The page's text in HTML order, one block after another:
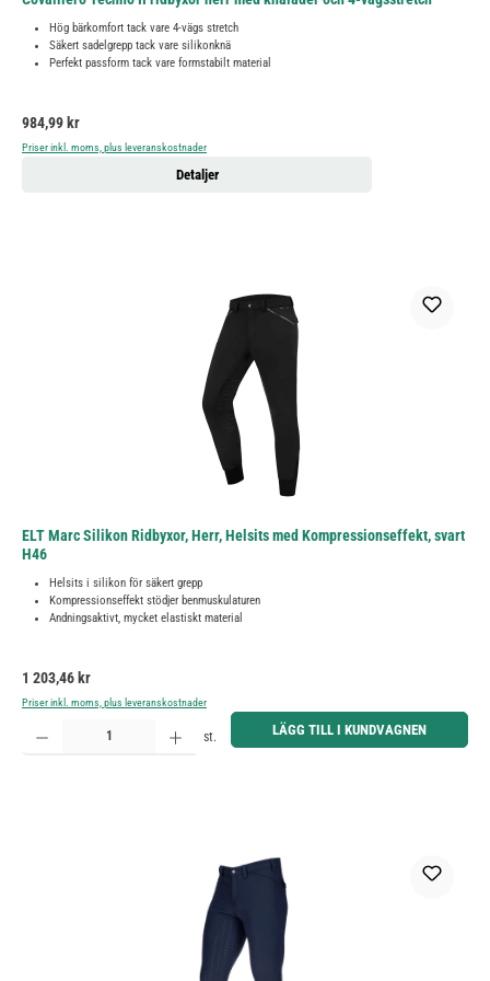
Hög bärkomfort tack vare 4-vägs stretch
Säkert sadelgrepp tack vare silikonknä
Perfekt passform tack vare formstabilt material
Ordinarie pris:
984,99 kr
Priser inkl. moms, plus leveranskostnader
Detaljer
ELT Marc Silikon Ridbyxor, Herr, Helsits med Kompressionseffekt, svart
H46
Helsits i silikon för säkert grepp
Kompressionseffekt stödjer benmuskulaturen
Andningsaktivt, mycket elastiskt material
Ordinarie pris:
1 203,46 kr
Priser inkl. moms, plus leveranskostnader
Produktkvantitet: Ange önskat belopp eller använd knapparna för att öka eller minska kvantiteten.
st. LÄGG TILL I KUNDVAGNEN